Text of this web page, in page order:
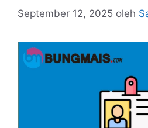
September 12, 2025 oleh